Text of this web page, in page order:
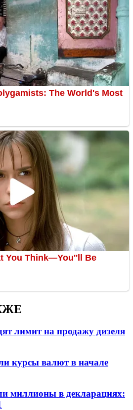
лимит на продажу дизеля
курсы валют в начале
миллионы в декларациях: